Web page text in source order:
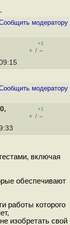
модератору
+1
+ / –
модератору
+1
+ / –
включая
обеспечивают
работы которого
изобретать свой